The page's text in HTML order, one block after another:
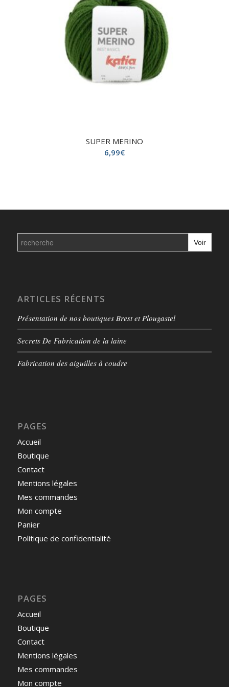
SUPER MERINO
6,99€
Search
for:
ARTICLES RÉCENTS
Présentation de nos boutiques Brest et Plougastel
Secrets De Fabrication de la laine
Fabrication des aiguilles à coudre
PAGES
Accueil
Boutique
Contact
Mentions légales
Mes commandes
Mon compte
Panier
Politique de confidentialité
PAGES
Accueil
Boutique
Contact
Mentions légales
Mes commandes
Mon compte